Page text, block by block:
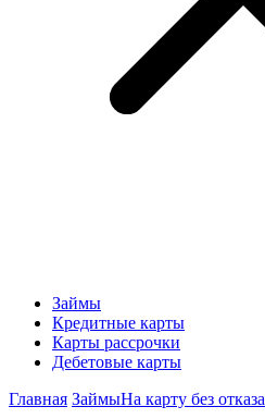
Займы
Кредитные карты
Карты рассрочки
Дебетовые карты
Главная ЗаймыНа карту без отказа